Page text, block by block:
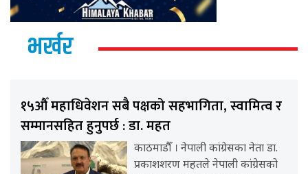
भर्खर
१५औँ महाधिवेशन सबै पक्षको सहभागिता, स्वामित्व र
सम्मानसहित हुनुपर्छ : डा. महत
काठमाडौँ । नेपाली कांग्रेसका नेता डा.
प्रकाशशरण महतले नेपाली कांग्रेसको